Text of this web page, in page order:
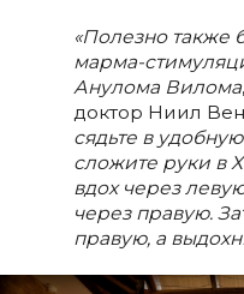
«Полезно также
марма-
Анулома Вилома
доктор Ниил
сядьте в
сложите руки в
вдох через
через правую.
правую, а